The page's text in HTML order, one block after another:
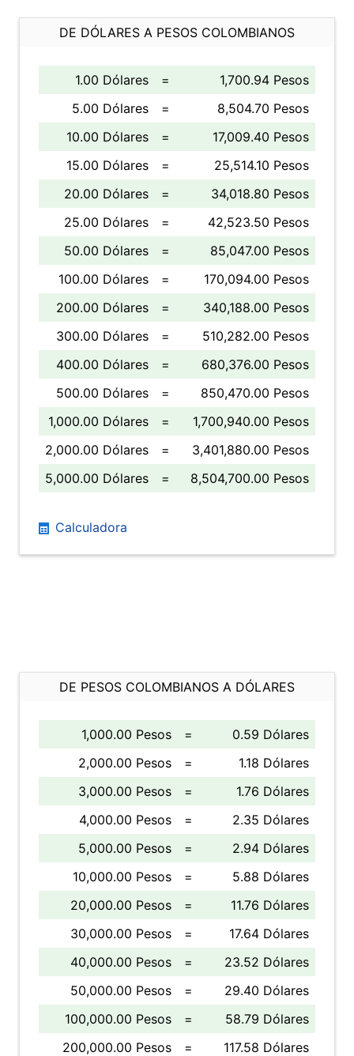
DE DÓLARES A PESOS COLOMBIANOS
1.00 Dólares =
1,700.94 Pesos
5.00 Dólares
=
8,504.70 Pesos
10.00 Dólares
=
17,009.40 Pesos
15.00 Dólares
=
25,514.10 Pesos
20.00 Dólares
=
34,018.80 Pesos
25.00 Dólares
=
42,523.50 Pesos
50.00 Dólares
=
85,047.00 Pesos
100.00 Dólares
=
170,094.00 Pesos
200.00 Dólares
=
340,188.00 Pesos
300.00 Dólares
=
510,282.00 Pesos
400.00 Dólares
=
680,376.00 Pesos
500.00 Dólares
=
850,470.00 Pesos
1,000.00 Dólares
=
1,700,940.00 Pesos
2,000.00 Dólares
=
3,401,880.00 Pesos
5,000.00 Dólares
= 8,504,700.00 Pesos
Calculadora
DE PESOS COLOMBIANOS A DÓLARES
1,000.00 Pesos =
0.59 Dólares
2,000.00 Pesos
=
1.18 Dólares
3,000.00 Pesos
=
1.76 Dólares
4,000.00 Pesos
=
2.35 Dólares
5,000.00 Pesos
=
2.94 Dólares
10,000.00 Pesos
=
5.88 Dólares
20,000.00 Pesos
=
11.76 Dólares
30,000.00 Pesos
=
17.64 Dólares
40,000.00 Pesos
=
23.52 Dólares
50,000.00 Pesos
=
29.40 Dólares
100,000.00 Pesos
=
58.79 Dólares
200,000.00 Pesos
= 117.58 Dólares